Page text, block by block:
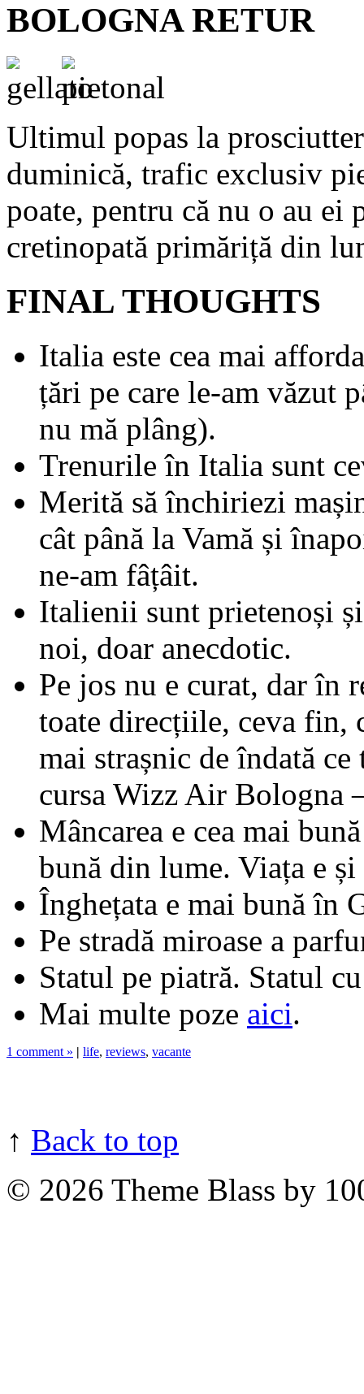
BOLOGNA RETUR
Ultimul popas la
duminică, trafic exclusiv
poate, pentru că nu o au ei
cretinopată primăriță din
FINAL THOUGHTS
Italia este cea mai
țări pe care le-am văzut
nu mă plâng).
Trenurile în Italia sunt
Merită să închiriezi
cât până la Vamă și
ne-am fâțâit.
Italienii sunt prietenoși
noi, doar anecdotic.
Pe jos nu e curat, dar în
toate direcțiile, ceva fin,
mai strașnic de îndată
cursa Wizz Air Bologna
Mâncarea e cea mai
bună din lume. Viața e și
Înghețata e mai bună în
Pe stradă miroase a
Statul pe piatră. Statul
Mai multe poze aici.
1 comment » | life, reviews, vacante
↑ Back to top
© 2026 Theme Blass by